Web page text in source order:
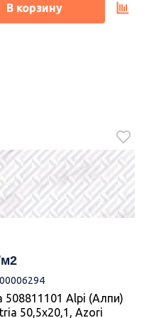
В корзину
В корзину
508811101 Alpi (Алпи)
50,5х20,1, Azori